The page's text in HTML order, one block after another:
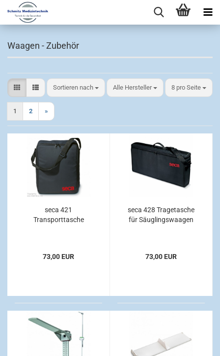
Waagen - Zubehör
Sortieren nach
Sortieren nach Alle Hersteller 8 pro Seite
pro Seite
1 2 »
seca 421
Transporttasche
73,00 EUR
seca 428 Tragetasche
für Säuglingswaagen
73,00 EUR